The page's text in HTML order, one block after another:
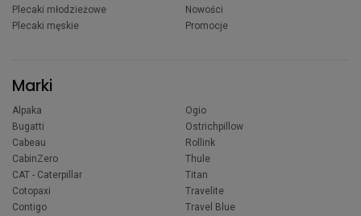
Plecaki młodzieżowe
Plecaki męskie
Nowości
Promocje
Marki
Alpaka
Bugatti
Cabeau
CabinZero
CAT - Caterpillar
Cotopaxi
Contigo
Ogio
Ostrichpillow
Rollink
Thule
Titan
Travelite
Travel Blue